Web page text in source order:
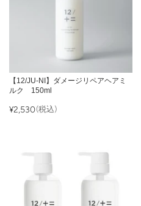
【12/JU-NI】ダメージリペアヘアミ
ルク 150ml
¥2,530(税込)